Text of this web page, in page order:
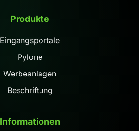
Produkte
Eingangsportale
Pylone
Werbeanlagen
Beschriftung
Informationen